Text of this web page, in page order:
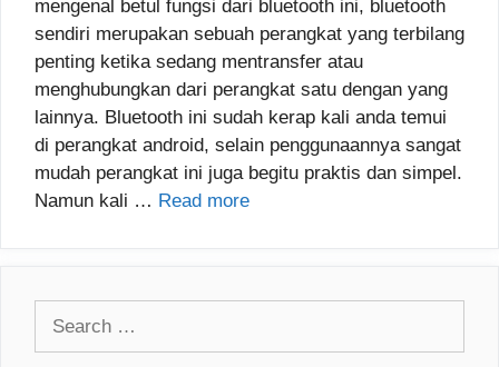
mengenal betul fungsi dari bluetooth ini, bluetooth
sendiri merupakan sebuah perangkat yang terbilang
penting ketika sedang mentransfer atau
menghubungkan dari perangkat satu dengan yang
lainnya. Bluetooth ini sudah kerap kali anda temui
di perangkat android, selain penggunaannya sangat
mudah perangkat ini juga begitu praktis dan simpel.
Namun kali … Read more